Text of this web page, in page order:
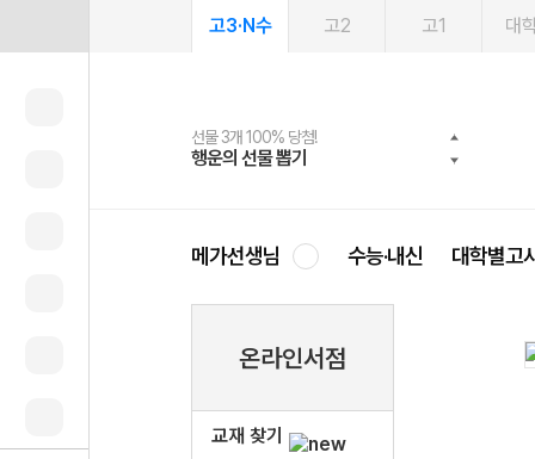
고3·N수 고2 고1 대
선물 3개 100% 당첨!
행운의 선물 뽑기
선물 100% 증정!
메가스터디 X 올리브
여름방학 스터디 캐시백
메가런 썸머스쿨
2027 러셀 단과
강사 공개선발
스마트러닝앱
설문 EVENT
메가패스
3일 무료 체험권
메가패스 수강생 무료혜택!
메가클럽 멤버십
사회공헌 캠페인
희망이룸 메가나눔
메가선생님 수능·내신 대학별고
온라인서점
교재 찾기